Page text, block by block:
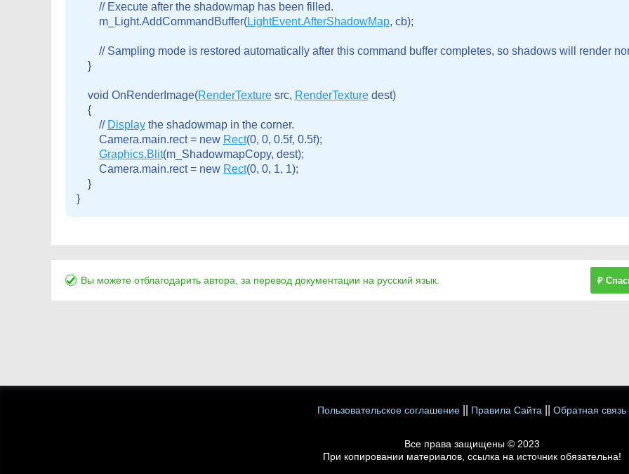
        // Execute after the shadowmap has been filled.
        m_Light.AddCommandBuffer(
LightEvent.AfterShadowMap, cb);
// Sampling mode is restored automatically after this command buffer completes, so shadows will render
    }
    void OnRenderImage(
RenderTexture src, RenderTexture dest)
    {
        //
Display the shadowmap in the corner.
        Camera.main.rect = new
Rect(0, 0, 0.5f, 0.5f);
Graphics.Blit(m_ShadowmapCopy, dest);
        Camera.main.rect = new
Rect(0, 0, 1, 1);
    }
}
Вы можете отблагодарить автора, за перевод документации на русский язык. ₽
Пользовательское соглашение Правила Сайта Обратная связь
Все права защищены © 2023
При копировании материалов, ссылка на источник обязательна!